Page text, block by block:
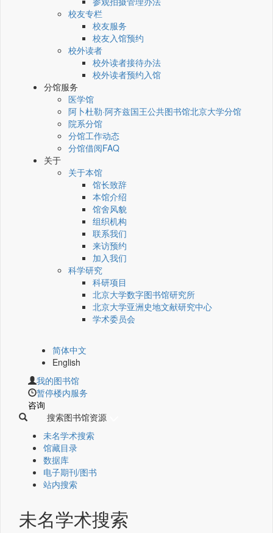
校友专栏
校友服务
校友入馆预约
校外读者
校外读者接待办法
校外读者预约入馆
分馆服务
医学馆
阿卜杜勒·阿齐兹国王公共图书馆北京大学分馆
院系分馆
分馆工作动态
分馆借阅FAQ
关于
关于本馆
馆长致辞
本馆介绍
馆舍风貌
组织机构
联系我们
来访预约
加入我们
科学研究
科研项目
北京大学数字图书馆研究所
北京大学亚洲史地文献研究中心
学术委员会
简体中文
English
我的图书馆
暂停楼内服务
咨询
搜索图书馆资源
未名学术搜索
馆藏目录
数据库
电子期刊/图书
站内搜索
未名学术搜索